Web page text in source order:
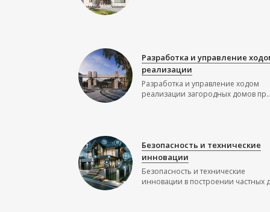
Разработка и управление
реализации
Разработка и управление ходом
реализации загородных домов
Безопасность и технические
инновации
Безопасность и технические
инновации в построении частных